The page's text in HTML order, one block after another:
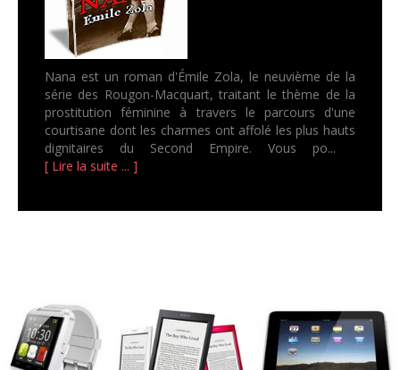
Nana est un roman d'Émile Zola, le neuvième de la
série des Rougon-Macquart, traitant le thème de la
prostitution féminine à travers le parcours d'une
courtisane dont les charmes ont affolé les plus hauts
dignitaires du Second Empire. Vous po...
[ Lire la suite ... ]